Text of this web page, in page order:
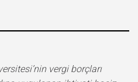
vergi borçları